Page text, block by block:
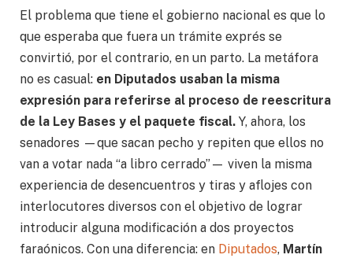
El problema que tiene el gobierno nacional es que lo
que esperaba que fuera un trámite exprés se
convirtió, por el contrario, en un parto. La metáfora
no es casual: en Diputados usaban la misma
expresión para referirse al proceso de reescritura
de la Ley Bases y el paquete fiscal. Y, ahora, los
senadores —que sacan pecho y repiten que ellos no
van a votar nada “a libro cerrado”— viven la misma
experiencia de desencuentros y tiras y aflojes con
interlocutores diversos con el objetivo de lograr
introducir alguna modificación a dos proyectos
faraónicos. Con una diferencia: en Diputados, Martín